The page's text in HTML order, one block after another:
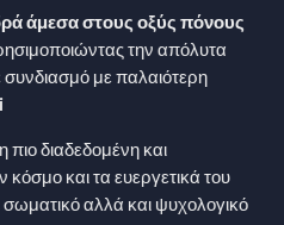
άμεσα στους οξύς πόνους
την απόλυτα
με παλαιότερη
πιο διαδεδομένη και
και τα ευεργετικά του
αλλά και ψυχολογικό